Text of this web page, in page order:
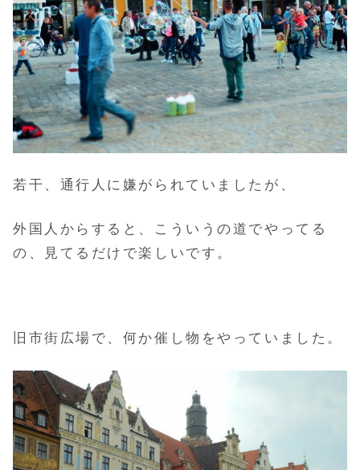
若干、通行人に嫌がられていましたが、
外国人からすると、こういうの道でやってる
の、見てるだけで楽しいです。
旧市街広場で、何か催し物をやっていました。